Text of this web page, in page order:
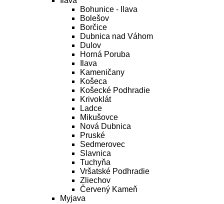
Bohunice - Ilava
Bolešov
Borčice
Dubnica nad Váhom
Dulov
Horná Poruba
Ilava
Kameničany
Košeca
Košecké Podhradie
Krivoklát
Ladce
Mikušovce
Nová Dubnica
Pruské
Sedmerovec
Slavnica
Tuchyňa
Vršatské Podhradie
Zliechov
Červený Kameň
Myjava